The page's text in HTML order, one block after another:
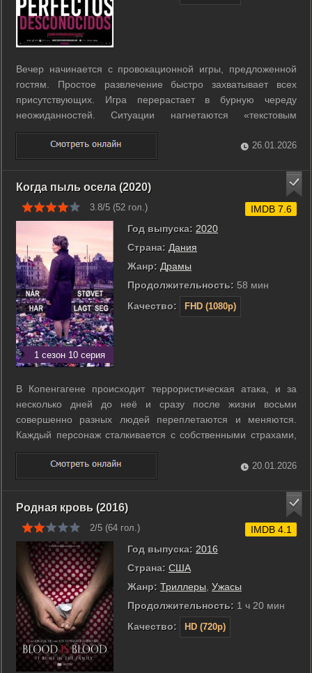
Вечер начинается с провокационной игры, предложенной
гостям. Простое развлечение быстро захватывает всех
присутствующих. Игра перерастает в бурную череду
неожиданностей. Ситуации нагнетаются «текстовым
напряжением» и непредсказуемыми поворотами. Фильм
фокусируется на тайнах, которые мы носим в карманах
своих телефонов. Эти секреты меняют отношения ...
26.01.2026
Когда пыль осела (2020)
3.8/5 (52 гол.)
1 сезон 10 серия
Год выпуска: 2020
Страна: Дания
Жанр: Драмы
Продолжительность: 58 мин
Качество:
FHD (1080p)
IMDB 7.6
В Копенгагене происходит террористическая атака, и за
несколько дней до неё и сразу после жизни восьми
совершенно разных людей переплетаются и меняются.
Каждый персонаж сталкивается с собственными страхами,
потерями и выбором, которые обостряются на фоне
трагедии. Истории пересекаются случайно и намеренно,
создавая сеть связей между незнакомцами и ...
20.01.2026
Родная кровь (2016)
2/5 (64 гол.)
Год выпуска: 2016
Страна: США
Жанр: Триллеры Ужасы
Продолжительность: 1 ч 20 мин
Качество:
HD (720p)
IMDB 4.1